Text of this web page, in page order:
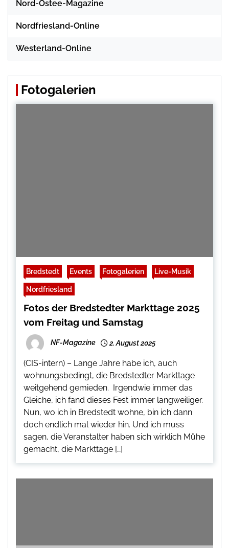
Nord-Ostee-Magazine
Nordfriesland-Online
Westerland-Online
Fotogalerien
Bredstedt Events Fotogalerien Live-Musik
Nordfriesland
Fotos der Bredstedter Markttage 2025
vom Freitag und Samstag
NF-Magazine 2. August 2025
(CIS-intern) – Lange Jahre habe ich, auch
wohnungsbedingt, die Bredstedter Markttage
weitgehend gemieden. Irgendwie immer das
Gleiche, ich fand dieses Fest immer langweiliger.
Nun, wo ich in Bredstedt wohne, bin ich dann
doch endlich mal wieder hin. Und ich muss
sagen, die Veranstalter haben sich wirklich Mühe
gemacht, die Markttage […]